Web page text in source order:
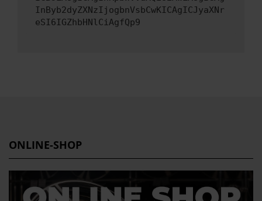
InByb2dyZXNzIjogbnVsbCwKICAgICJyaXNr
eSI6IGZhbHNlCiAgfQp9
ONLINE-SHOP